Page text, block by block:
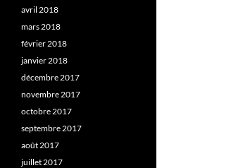
avril 2018
mars 2018
février 2018
janvier 2018
décembre 2017
novembre 2017
octobre 2017
septembre 2017
août 2017
juillet 2017